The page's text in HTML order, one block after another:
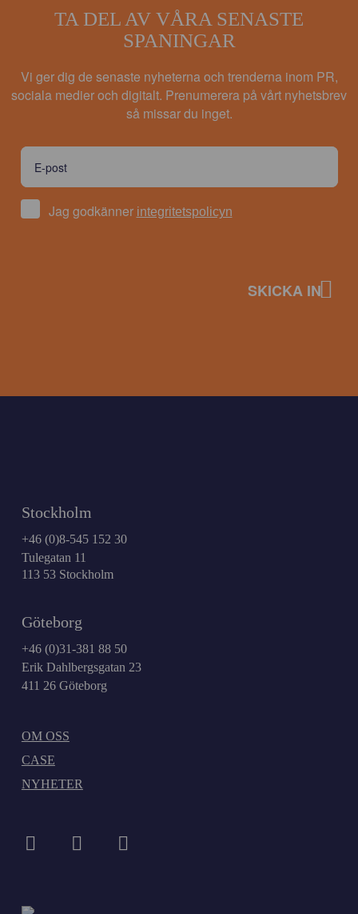
TA DEL AV VÅRA SENASTE
SPANINGAR
Vi ger dig de senaste nyheterna och trenderna inom PR,
sociala medier och digitalt. Prenumerera på vårt nyhetsbrev
så missar du inget.
Jag godkänner integritetspolicyn
Stockholm
+46 (0)8-545 152 30
Tulegatan 11
113 53 Stockholm
Göteborg
+46 (0)31-381 88 50
Erik Dahlbergsgatan 23
411 26 Göteborg
OM OSS
CASE
NYHETER